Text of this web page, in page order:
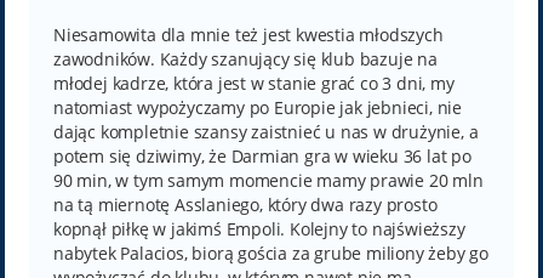
Niesamowita dla mnie też jest kwestia młodszych
zawodników. Każdy szanujący się klub bazuje na
młodej kadrze, która jest w stanie grać co 3 dni, my
natomiast wypożyczamy po Europie jak jebnieci, nie
dając kompletnie szansy zaistnieć u nas w drużynie, a
potem się dziwimy, że Darmian gra w wieku 36 lat po
90 min, w tym samym momencie mamy prawie 20 mln
na tą miernotę Asslaniego, który dwa razy prosto
kopnął piłkę w jakimś Empoli. Kolejny to najświeższy
nabytek Palacios, biorą gościa za grube miliony żeby go